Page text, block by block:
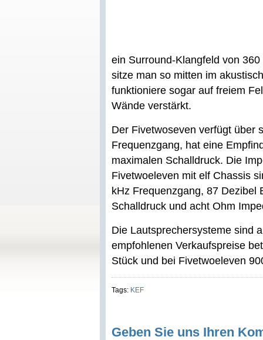
ein Surround-Klangfeld von
sitze man so mitten im
funktioniere sogar auf freiem
Wände verstärkt.
Der Fivetwoseven verfügt über
Frequenzgang, hat eine
maximalen Schalldruck. Die
Fivetwoeleven mit elf Chassis
kHz Frequenzgang, 87 Dezibel
Schalldruck und acht Ohm
Die Lautsprechersysteme sind
empfohlenen Verkaufspreise
Stück und bei Fivetwoeleven
Tags: KEF
Geben Sie uns Ihren